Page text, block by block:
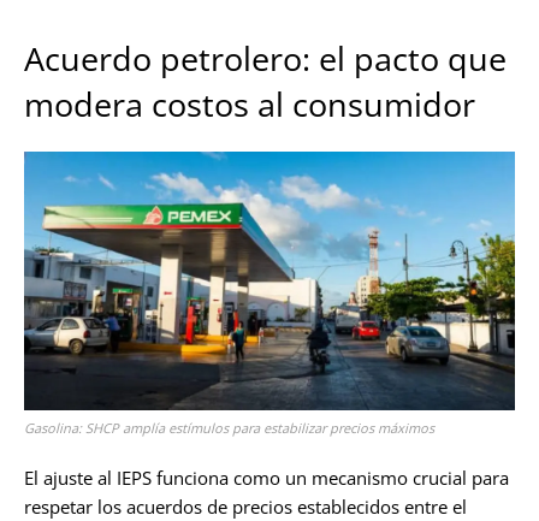
Acuerdo petrolero: el pacto que
modera costos al consumidor
Gasolina: SHCP amplía estímulos para estabilizar precios máximos
El ajuste al IEPS funciona como un mecanismo crucial para
respetar los acuerdos de precios establecidos entre el